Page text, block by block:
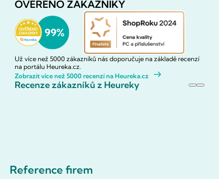
OVĚŘENO ZÁKAZNÍKY
Už více než 5000 zákazníků nás doporučuje na základě recenzí
na portálu Heureka.cz.
Zobrazit více než 5000 recenzí na Heureka.cz
Recenze zákazníků z Heureky
Reference firem